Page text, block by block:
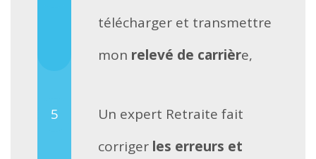
télécharger et transmettre
mon relevé de carrière,
Un expert Retraite fait
corrigerles erreurs et